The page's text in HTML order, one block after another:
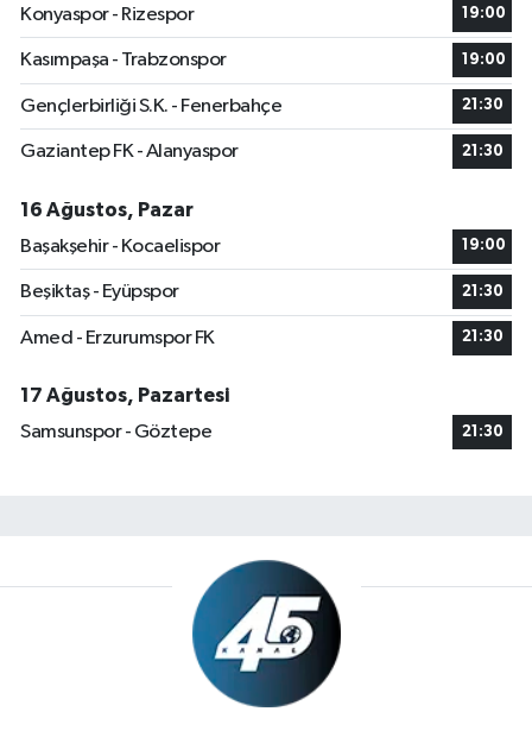
Konyaspor - Rizespor
19:00
Kasımpaşa - Trabzonspor 19:00
Gençlerbirliği S.K. - Fenerbahçe 21:30
Gaziantep FK - Alanyaspor 21:30
16 Ağustos, Pazar
Başakşehir - Kocaelispor
19:00
Beşiktaş - Eyüpspor 21:30
Amed - Erzurumspor FK 21:30
17 Ağustos, Pazartesi
Samsunspor - Göztepe
21:30